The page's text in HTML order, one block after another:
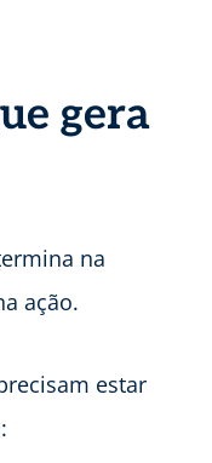
gera
na
ação.
estar